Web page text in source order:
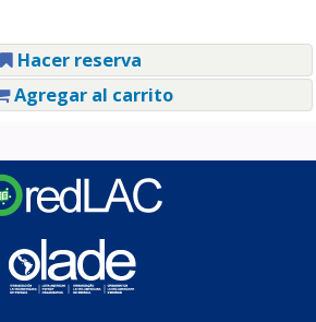
Hacer reserva
Agregar al carrito